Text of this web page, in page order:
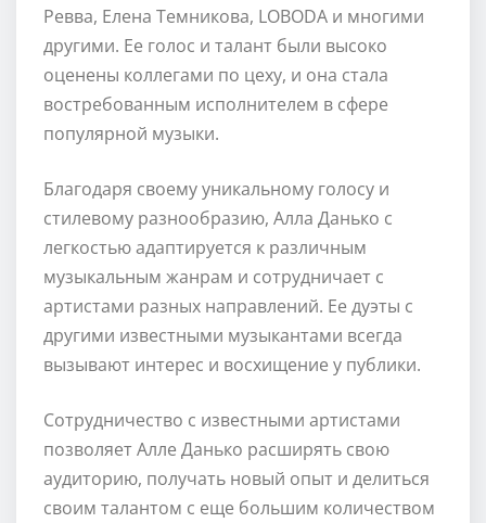
Ревва, Елена Темникова, LOBODA и многими
другими. Ее голос и талант были высоко
оценены коллегами по цеху, и она стала
востребованным исполнителем в сфере
популярной музыки.
Благодаря своему уникальному голосу и
стилевому разнообразию, Алла Данько с
легкостью адаптируется к различным
музыкальным жанрам и сотрудничает с
артистами разных направлений. Ее дуэты с
другими известными музыкантами всегда
вызывают интерес и восхищение у публики.
Сотрудничество с известными артистами
позволяет Алле Данько расширять свою
аудиторию, получать новый опыт и делиться
своим талантом с еще большим количеством